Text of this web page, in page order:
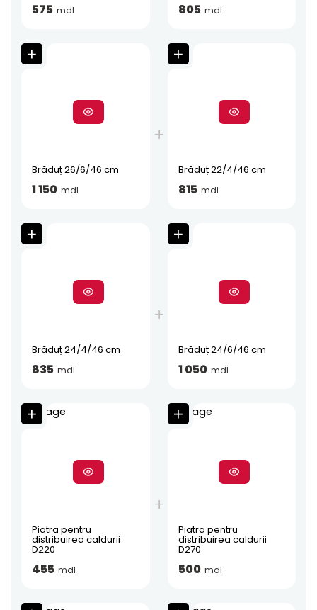
575 mdl 805 mdl
Brăduț 26/6/46 cm
1 150 mdl
Brăduț 22/4/46 cm
815 mdl
Brăduț 24/4/46 cm
835 mdl
Brăduț 24/6/46 cm
1 050 mdl
Piatra pentru
distribuirea caldurii
D220
455 mdl
Piatra pentru
distribuirea caldurii
D270
500 mdl